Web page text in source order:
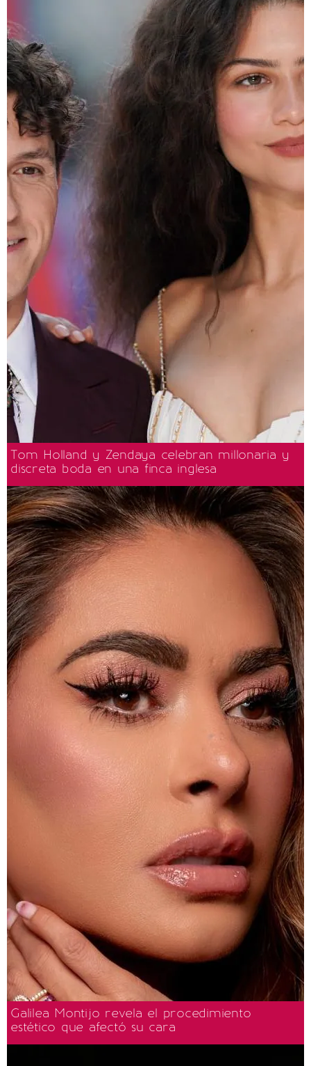
Tom Holland y Zendaya celebran millonaria y
discreta boda en una finca inglesa
Galilea Montijo revela el procedimiento
estético que afectó su cara